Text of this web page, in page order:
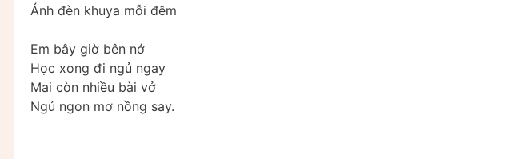
Ánh đèn khuya mỗi đêm
Em bây giờ bên nớ
Học xong đi ngủ ngay
Mai còn nhiều bài vở
Ngủ ngon mơ nồng say.